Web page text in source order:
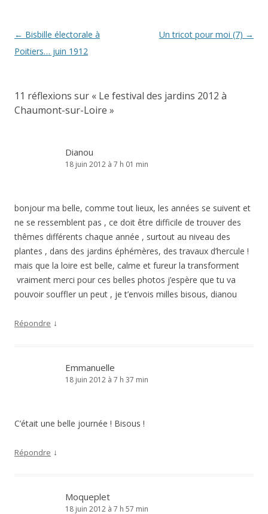
Navigation
des
← Bisbille électorale à
Poitiers… juin 1912
Un tricot pour moi (7) →
11 réflexions sur « Le festival des jardins 2012 à
Chaumont-sur-Loire »
Dianou
18 juin 2012 à 7 h 01 min
bonjour ma belle, comme tout lieux, les années se suivent et
ne se ressemblent pas , ce doit être difficile de trouver des
thêmes différents chaque année , surtout au niveau des
plantes , dans des jardins éphémères, des travaux d’hercule !
mais que la loire est belle, calme et fureur la transforment
vraiment merci pour ces belles photos j’espère que tu va
pouvoir souffler un peut , je t’envois milles bisous, dianou
Répondre ↓
Emmanuelle
18 juin 2012 à 7 h 37 min
C’était une belle journée ! Bisous !
Répondre ↓
Moqueplet
18 juin 2012 à 7 h 57 min